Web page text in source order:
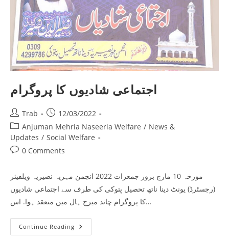
اجتماعی شادیوں کا پروگرام
Post
author:
Trab
Post
published:
12/03/2022
Post
category:
Anjuman Mehria Naseeria Welfare / News &
Updates / Social Welfare
Post0 Comments
مورخہ 10 مارچ بروز جمعرات 2022 انجمن مہریہ نصیریہ ویلفیئر
(رجسٹرڈ) یونٹ دینا ناتھ تحصیل پتوکی کی طرف سے اجتماعی شادیوں
کا پروگرام چاند میرج ہال میں منعقد ہوا. اس…
Continue Reading اجتماعی
شادیوں